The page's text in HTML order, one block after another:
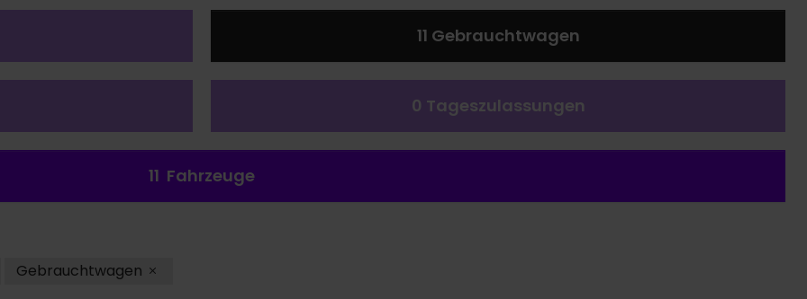
11 Gebrauchtwagen
0 Tageszulassungen
11 Fahrzeuge
Gebrauchtwagen